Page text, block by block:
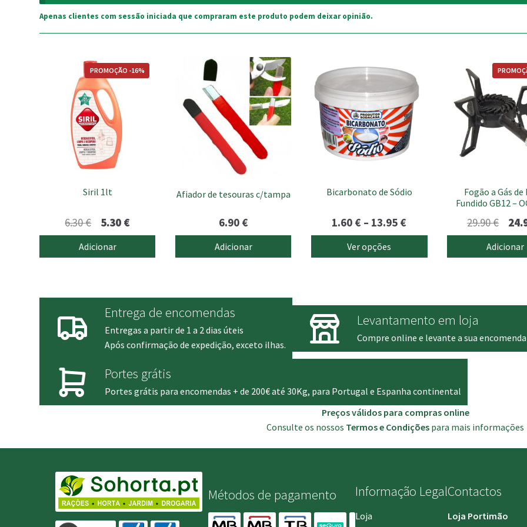
Apenas clientes com sessão iniciada que compraram este produto podem deixar opinião.
Siril 1lt
PROMOÇÃO -16%
6.30€
preço
original
5.30 €O
preço
atual
Adicionar
Afiador de tesouras c/tampa
6.90 €
Adicionar
Bicarbonato de Sódio
1.60 € – 13.95 €
range:
1.60 €
Ver opções
product
has
multiple
variants.
The
options
product
Fogão a Gás de
Fundido GB12 –
29.90€
Adicionar
Entrega de encomendas
Entregas a partir de 1 a 2 dias úteis
Após confirmação de expedição, exceto ilhas.
Levantamento em loja
Compre online e levante a sua
Portes grátis
Portes grátis para encomendas + de 200€ até 30Kg, para Portugal e Espanha continental
Preços válidos para compras online
Consulte os nossos Termos e Condições para mais informações
Métodos de pagamento Informação Legal
Loja
Contactos
Loja Portimão